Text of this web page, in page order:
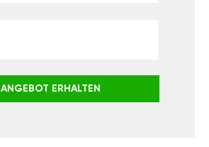
ANGEBOT ERHALTEN